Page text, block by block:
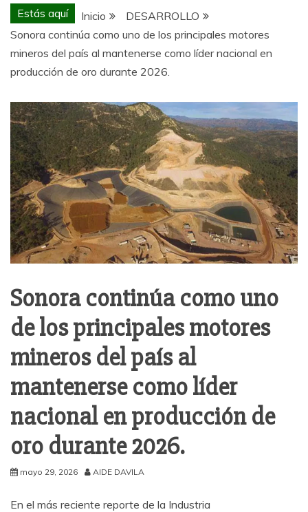
Estás aquí Inicio
DESARROLLO
Sonora continúa como uno de los principales motores
mineros del país al mantenerse como líder nacional en
producción de oro durante 2026.
Sonora continúa como uno
de los principales motores
mineros del país al
mantenerse como líder
nacional en producción de
oro durante 2026.
mayo 29, 2026 AIDE DAVILA
En el más reciente reporte de la Industria